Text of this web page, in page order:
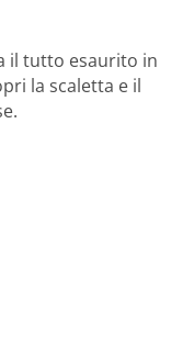
il tutto esaurito in
la scaletta e il